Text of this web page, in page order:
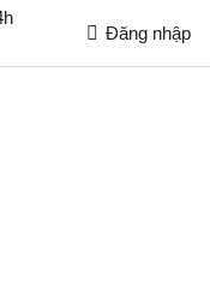
Đăng nhập